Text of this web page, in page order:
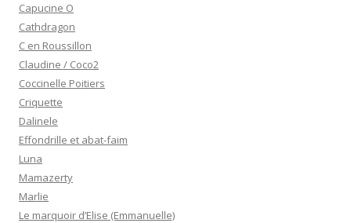
Capucine O
Cathdragon
C en Roussillon
Claudine / Coco2
Coccinelle Poitiers
Criquette
Dalinele
Effondrille et abat-faim
Luna
Mamazerty
Marlie
Le marquoir d’Elise (Emmanuelle)